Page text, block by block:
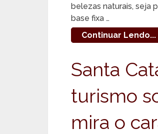
belezas naturais, seja
base fixa …
Continuar Lendo...
Santa
turismo
mira o